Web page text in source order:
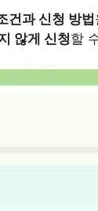
건과 신청 방법
않게 신청할